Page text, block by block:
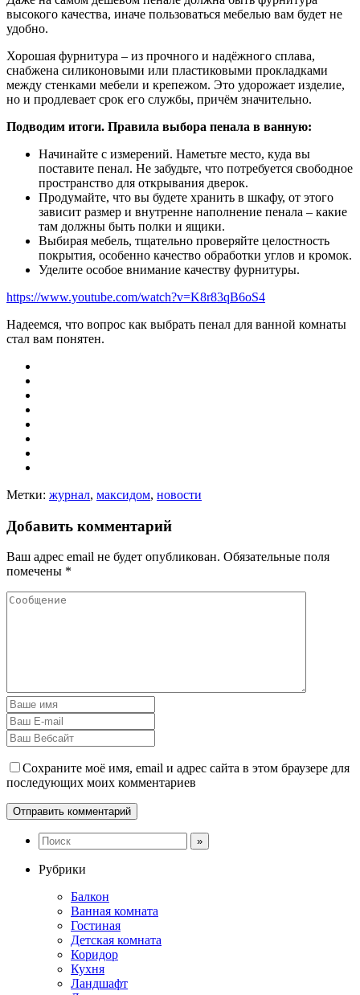
высокого качества, иначе пользоваться мебелью вам будет не
удобно.
Хорошая фурнитура – из прочного и надёжного сплава,
снабжена силиконовыми или пластиковыми прокладками
между стенками мебели и крепежом. Это удорожает изделие,
но и продлевает срок его службы, причём значительно.
Подводим итоги. Правила выбора пенала в ванную:
Начинайте с измерений. Наметьте место, куда вы
поставите пенал. Не забудьте, что потребуется свободное
пространство для открывания дверок.
Продумайте, что вы будете хранить в шкафу, от этого
зависит размер и внутренне наполнение пенала – какие
там должны быть полки и ящики.
Выбирая мебель, тщательно проверяйте целостность
покрытия, особенно качество обработки углов и кромок.
Уделите особое внимание качеству фурнитуры.
https://www.youtube.com/watch?v=K8r83qB6oS4
Надеемся, что вопрос как выбрать пенал для ванной комнаты
стал вам понятен.
Метки: журнал, максидом, новости
Добавить комментарий
Ваш адрес email не будет опубликован. Обязательные поля
помечены *
Сохраните моё имя, email и адрес сайта в этом браузере для
последующих моих комментариев
Рубрики
Балкон
Ванная комната
Гостиная
Детская комната
Коридор
Кухня
Ландшафт